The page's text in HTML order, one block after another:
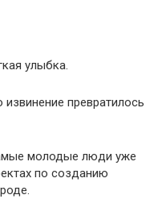
улыбка.
превратилось
молодые люди уже
по созданию